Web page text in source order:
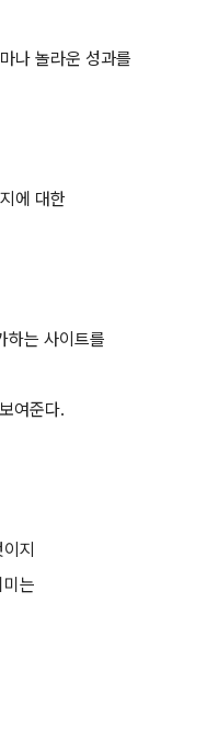
나 놀라운 성과를
에 대한
하는 사이트를
여준다.
지
는